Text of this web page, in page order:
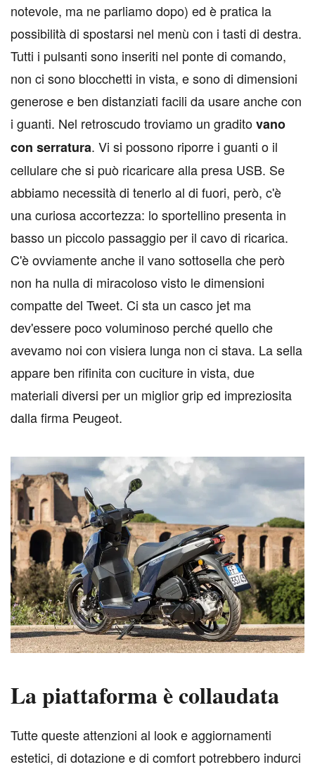
notevole, ma ne parliamo dopo) ed è pratica la
possibilità di spostarsi nel menù con i tasti di destra.
Tutti i pulsanti sono inseriti nel ponte di comando,
non ci sono blocchetti in vista, e sono di dimensioni
generose e ben distanziati facili da usare anche con
i guanti. Nel retroscudo troviamo un graditovano
con serratura. Vi si possono riporre i guanti o il
cellulare che si può ricaricare alla presa USB. Se
abbiamo necessità di tenerlo al di fuori, però, c'è
una curiosa accortezza: lo sportellino presenta in
basso un piccolo passaggio per il cavo di ricarica.
C'è ovviamente anche il vano sottosella che però
non ha nulla di miracoloso visto le dimensioni
compatte del Tweet. Ci sta un casco jet ma
dev'essere poco voluminoso perché quello che
avevamo noi con visiera lunga non ci stava. La sella
appare ben rifinita con cuciture in vista, due
materiali diversi per un miglior grip ed impreziosita
dalla firma Peugeot.
La piattaforma è collaudata
Tutte queste attenzioni al look e aggiornamenti
estetici, di dotazione e di comfort potrebbero indurci